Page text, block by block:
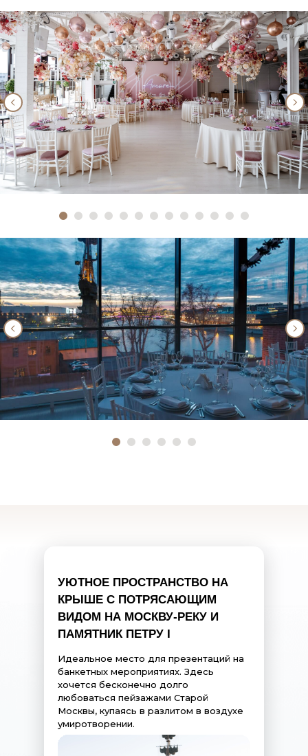
УЮТНОЕ ПРОСТРАНСТВО НА
КРЫШЕ С ПОТРЯСАЮЩИМ
ВИДОМ НА МОСКВУ-РЕКУ И
ПАМЯТНИК ПЕТРУ I
Идеальное место для презентаций на
банкетных мероприятиях. Здесь
хочется бесконечно долго
любоваться пейзажами Старой
Москвы, купаясь в разлитом в воздухе
умиротворении.